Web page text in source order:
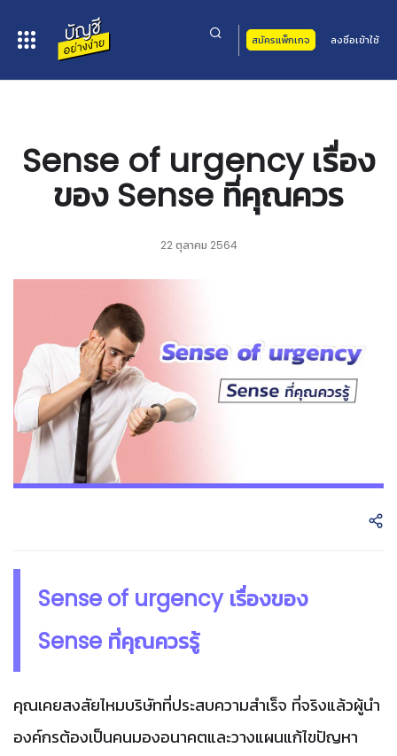
สมัครแพ็กเกจ ลงชื่อเข้าใช้
Sense of urgency เรื่อง
ของ Sense ที่คุณควร
22 ตุลาคม 2564
Sense of urgency เรื่องของ
Sense ที่คุณควรรู้
คุณเคยสงสัยไหมบริษัทที่ประสบความสำเร็จ ที่จริงแล้วผู้นำ
องค์กรต้องเป็นคนมองอนาคตและวางแผนแก้ไขปัญหา